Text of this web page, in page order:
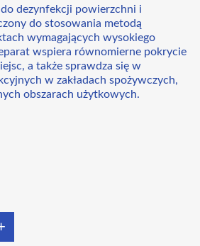
dezynfekcji powierzchni i
do stosowania metodą
wymagających wysokiego
wspiera równomierne pokrycie
a także sprawdza się w
w zakładach spożywczych,
obszarach użytkowych.